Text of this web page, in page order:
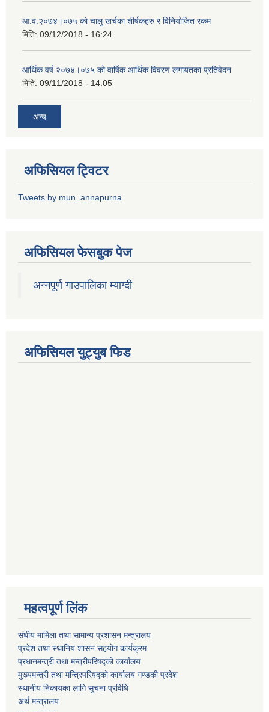
आ.व.२०७४।०७५ को चालु खर्चका शीर्षकहरु र विनियोजित रकम
मिति: 09/12/2018 - 16:24
आर्थिक वर्ष २०७४।०७५ को वार्षिक आर्थिक विवरण लगायतका प्रतिवेदन
मिति: 09/11/2018 - 14:05
अन्य
अफिसियल ट्विटर
Tweets by mun_annapurna
अफिसियल फेसबुक पेज
अन्नपूर्ण गाउपालिका म्याग्दी
अफिसियल युट्युब फिड
महत्वपूर्ण लिंक
संघीय मामिला तथा सामान्य प्रशासन मन्त्रालय
प्रदेश तथा स्थानिय शासन सहयोग कार्यक्रम
प्रधानमन्त्री तथा मन्त्रीपरिषद्को कार्यालय
मुख्यमन्त्री तथा मन्त्रिपरिषद्को कार्यालय गण्डकी प्रदेश
स्थानीय निकायका लागि सुचना प्रविधि
अर्थ मन्त्रालय